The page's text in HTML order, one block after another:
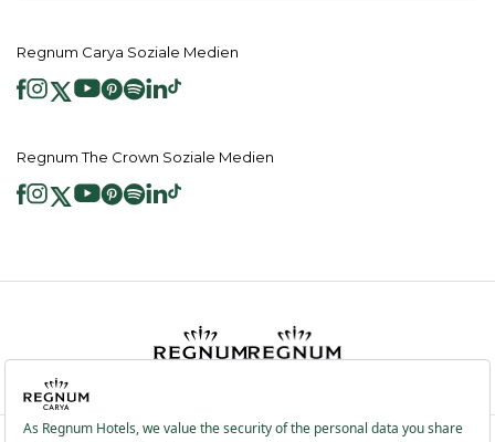
Regnum Carya Soziale Medien
Regnum The Crown Soziale Medien